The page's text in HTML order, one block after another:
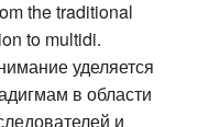
the traditional
to multidi.
уделяется
в области
и